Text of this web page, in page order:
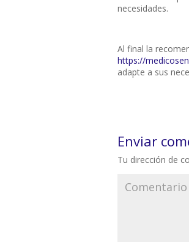
necesidades.
Al final la
https://
adapte a sus
Enviar
Tu dirección de